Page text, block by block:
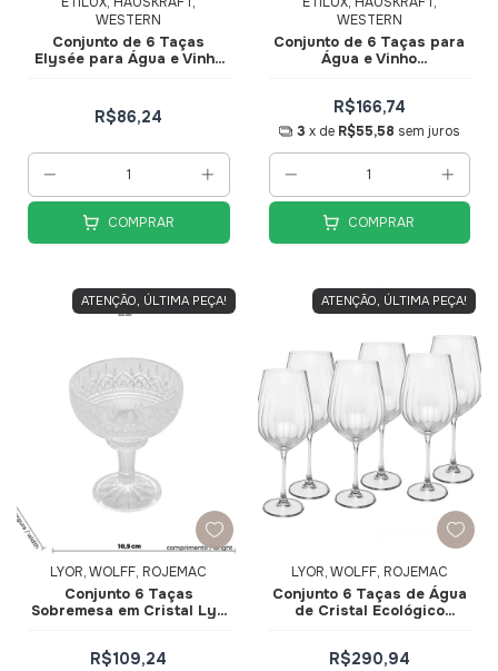
WESTERN
Conjunto de 6 Taças
Elysée para Água e Vinho
R$86,24
COMPRAR
WESTERN
Conjunto de 6 Taças para
Água e Vinho
TCVN010TR - Hauskraft
R$166,74
3 x de R$55,58 sem juros
COMPRAR
ATENÇÃO, ÚLTIMA PEÇA!
LYOR, WOLFF, ROJEMAC
Conjunto 6 Taças
Sobremesa em Cristal Lys
R$109,24
ATENÇÃO, ÚLTIMA PEÇA!
LYOR, WOLFF, ROJEMAC
Conjunto 6 Taças de Água
de Cristal Ecológico
R$290,94